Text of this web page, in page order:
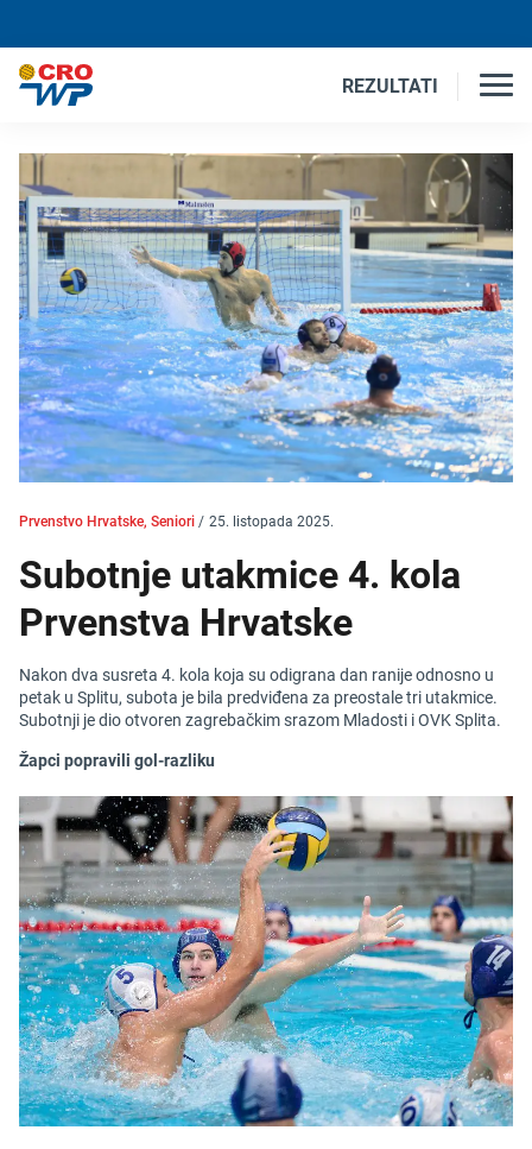
REZULTATI
Prvenstvo Hrvatske, Seniori / 25. listopada 2025.
Subotnje utakmice 4. kola
Prvenstva Hrvatske
Nakon dva susreta 4. kola koja su odigrana dan ranije odnosno u
petak u Splitu, subota je bila predviđena za preostale tri utakmice.
Subotnji je dio otvoren zagrebačkim srazom Mladosti i OVK Splita.
Žapci popravili gol-razliku